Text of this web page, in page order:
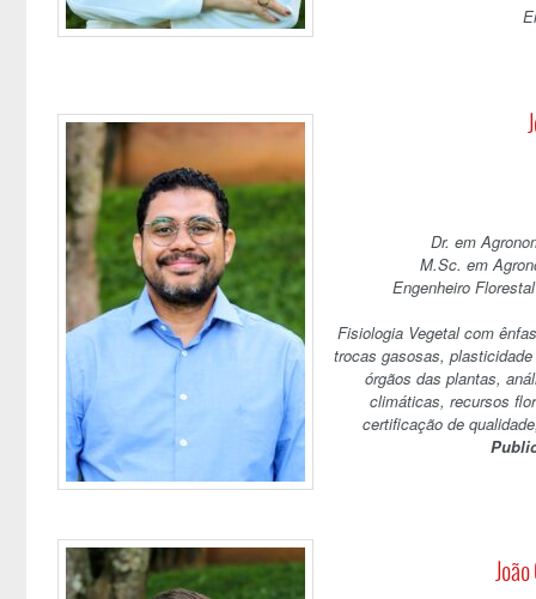
Dr. em
M.Sc. em
Engenheiro
Fisiologia Vegetal com
trocas gasosas,
órgãos das plantas,
climáticas, recursos
certificação de